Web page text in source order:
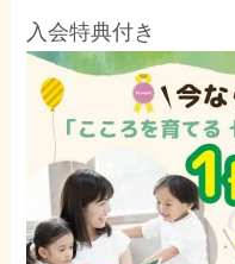
入会特典付き